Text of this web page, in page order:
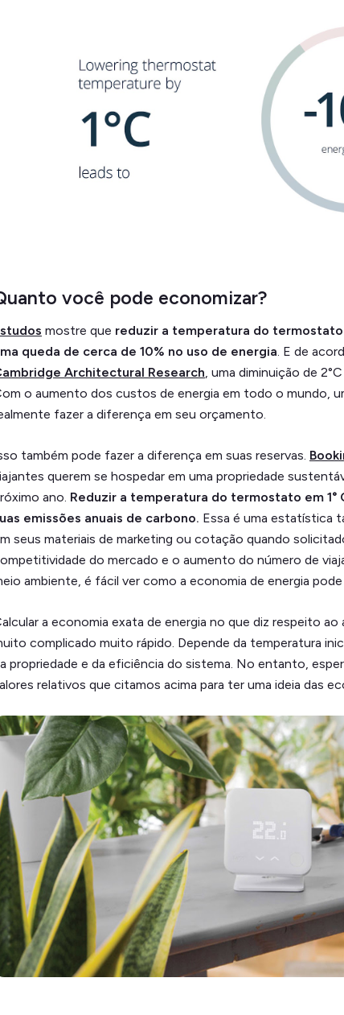
você pode economizar?
mostre que reduzir a temperatura do termostato
queda de cerca de 10% no uso de energia. E de
Architectural Research, uma diminuição de
o aumento dos custos de energia em todo o mundo,
fazer a diferença em seu orçamento.
também pode fazer a diferença em suas reservas.
querem se hospedar em uma propriedade
ano. Reduzir a temperatura do termostato em 1°
emissões anuais de carbono. Essa é uma estatística
seus materiais de marketing ou cotação quando
do mercado e o aumento do número de
ambiente, é fácil ver como a economia de energia pode
a economia exata de energia no que diz respeito
complicado muito rápido. Depende da temperatura
propriedade e da eficiência do sistema. No entanto,
relativos que citamos acima para ter uma ideia das